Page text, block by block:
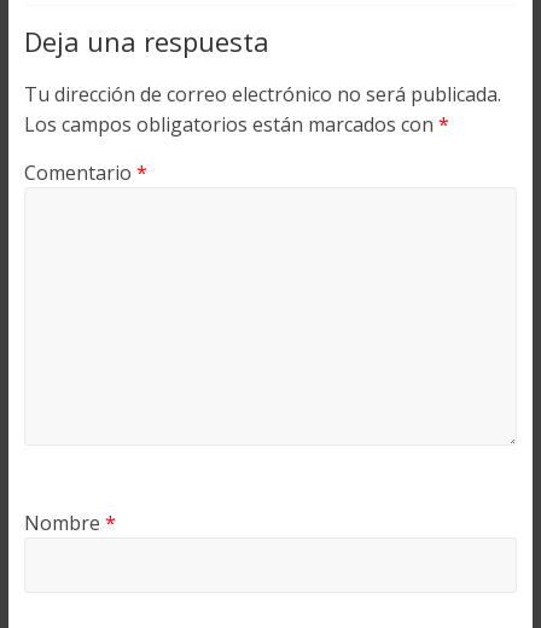
Deja una respuesta
Tu dirección de correo electrónico no será publicada.
Los campos obligatorios están marcados con *
Comentario *
Nombre *